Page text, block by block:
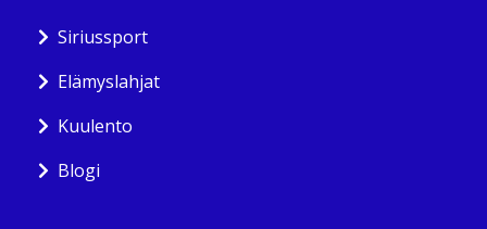
Siriussport
Elämyslahjat
Kuulento
Blogi